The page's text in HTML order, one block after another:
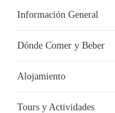
Información General
Dónde Comer y Beber
Alojamiento
Tours y Actividades